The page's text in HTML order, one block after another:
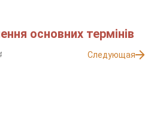
основних термінів
Следующая